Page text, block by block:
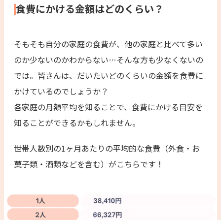
食費にかける金額はどのくらい？
そもそも自分の家庭の食費が、他の家庭と比べて多い
のか少ないのかわからない…そんな方も少なくないの
では。皆さんは、だいたいどのくらいの金額を食費に
かけているのでしょうか？
各家庭の月額平均を知ることで、食費にかける目安を
知ることができるかもしれません。
世帯人数別の1ヶ月あたりの平均的な食費（外食・お
菓子類・酒類などを含む）がこちらです！